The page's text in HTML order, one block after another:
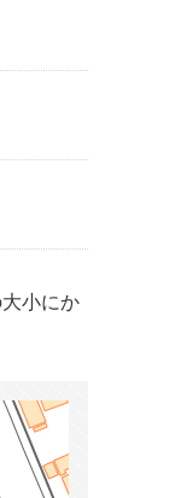
小にか